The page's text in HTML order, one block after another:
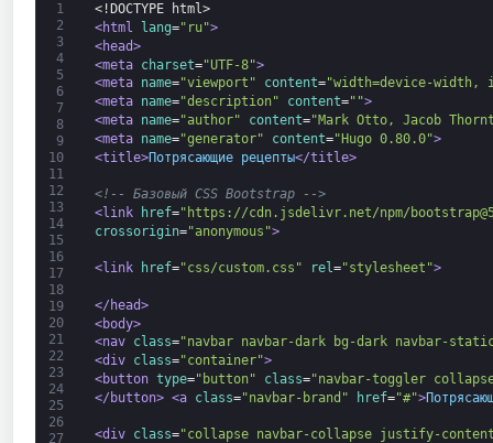
1
2
3
4
5
6
7
8
9
10
11
12
13
14
15
16
17
18
19
20
21
22
23
24
25
26
27
<!DOCTYPE html>
<html
lang="ru">
<head>
<meta charset="UTF-8">
<meta name="viewport" content="width=device-
<meta name="description" content="">
<meta name="author" content="Mark Otto, Jacob
<meta name="generator" content="Hugo 0.80.0">
<title>Потрясающие рецепты</title>
<!-- Базовый CSS Bootstrap -->
<link
href="https://cdn.jsdelivr.net/npm/
crossorigin="anonymous">
<link href="css/custom.css" rel="stylesheet">
</head>
<body>
<nav class="navbar navbar-dark bg-dark navbar-
<div class="container">
<button type="button" class="navbar-toggler
</button> <a class="navbar-brand" href="#">
<div class="collapse navbar-collapse justify-